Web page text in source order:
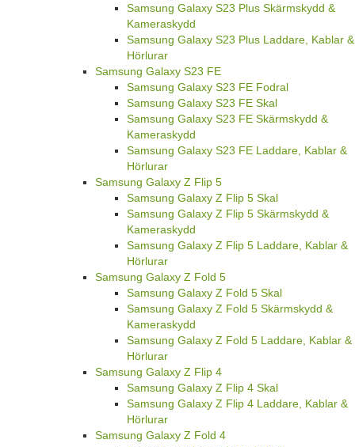
Samsung Galaxy S23 Plus Skärmskydd &
Kameraskydd
Samsung Galaxy S23 Plus Laddare, Kablar &
Hörlurar
Samsung Galaxy S23 FE
Samsung Galaxy S23 FE Fodral
Samsung Galaxy S23 FE Skal
Samsung Galaxy S23 FE Skärmskydd &
Kameraskydd
Samsung Galaxy S23 FE Laddare, Kablar &
Hörlurar
Samsung Galaxy Z Flip 5
Samsung Galaxy Z Flip 5 Skal
Samsung Galaxy Z Flip 5 Skärmskydd &
Kameraskydd
Samsung Galaxy Z Flip 5 Laddare, Kablar &
Hörlurar
Samsung Galaxy Z Fold 5
Samsung Galaxy Z Fold 5 Skal
Samsung Galaxy Z Fold 5 Skärmskydd &
Kameraskydd
Samsung Galaxy Z Fold 5 Laddare, Kablar &
Hörlurar
Samsung Galaxy Z Flip 4
Samsung Galaxy Z Flip 4 Skal
Samsung Galaxy Z Flip 4 Laddare, Kablar &
Hörlurar
Samsung Galaxy Z Fold 4